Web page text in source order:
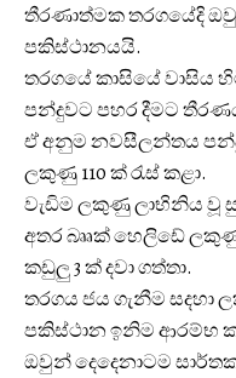
තීරණාත්මක තරගයේදි
පකිස්ථානයයි.
තරගයේ කාසියේ වාසිය
පන්දුවට පහර දීමට
ඒ අනුම නවසීලන්තය පන්දු
ලකුණු 110 ක් රැස් කළා.
වැඩිම ලකුණු ලාභිනිය වූ
අතර බෲක් හෙලිඩේ ලකුණු
ක‌ඩුලු 3 ක් දවා ගත්තා.
තරගය ජය ගැනීම සදහා
පකිස්ථාන ඉනිම ආරම්භ
ඔවුන් දෙදෙනාටම